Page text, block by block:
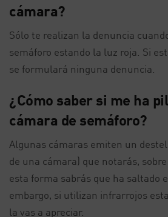
cámara?
Sólo te realizan la denuncia
semáforo estando la luz roja. Si
se formulará ninguna denuncia.
¿Cómo saber si me ha
cámara de semáforo?
Algunas cámaras emiten un
de una cámara) que notarás,
esta forma sabrás que ha saltado
embargo, si utilizan infrarrojos
la vas a apreciar.